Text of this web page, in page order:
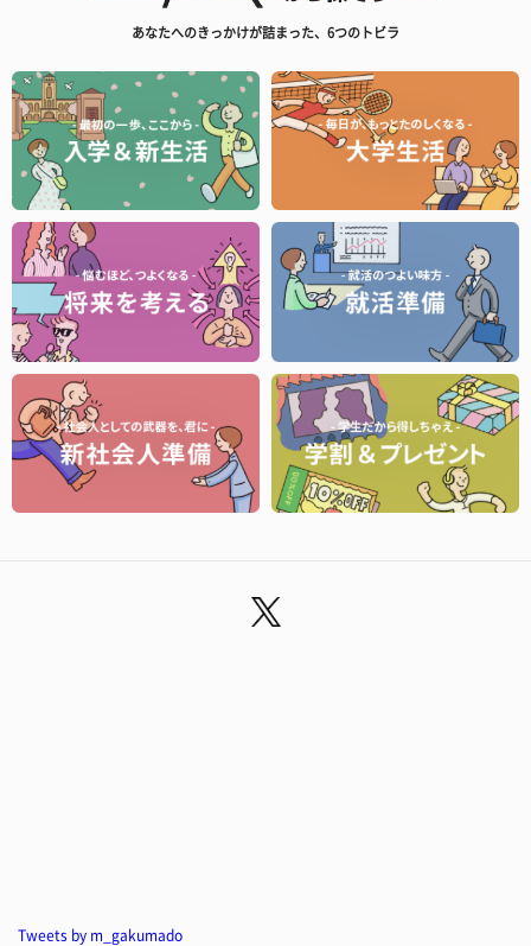
あなたへのきっかけが詰まった、6つのトビラ
Tweets by m_gakumado